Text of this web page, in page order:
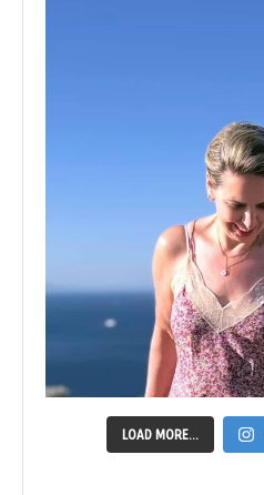
LOAD MORE...